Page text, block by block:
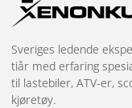
Sveriges ledende
tiår med erfaring
til lastebiler, ATV-er,
kjøretøy.